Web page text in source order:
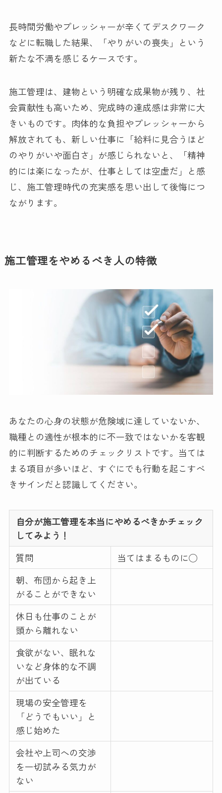
長時間労働やプレッシャーが辛くてデスクワーク
などに転職した結果、「やりがいの喪失」という
新たな不満を感じるケースです。
施工管理は、建物という明確な成果物が残り、社
会貢献性も高いため、完成時の達成感は非常に大
きいものです。肉体的な負担やプレッシャーから
解放されても、新しい仕事に「給料に見合うほど
のやりがいや面白さ」が感じられないと、「精神
的には楽になったが、仕事としては空虚だ」と感
じ、施工管理時代の充実感を思い出して後悔につ
ながります。
施工管理をやめるべき人の特徴
あなたの心身の状態が危険域に達していないか、
職種との適性が根本的に不一致ではないかを客観
的に判断するためのチェックリストです。当ては
まる項目が多いほど、すぐにでも行動を起こすべ
きサインだと認識してください。
自分が施工管理を本当にやめるべきかチェック
してみよう！
質問
当てはまるものに◯
朝、布団から起き上
がることができない
休日も仕事のことが
頭から離れない
食欲がない、眠れな
いなど身体的な不調
が出ている
現場の安全管理を
「どうでもいい」と
感じ始めた
会社や上司への交渉
を一切試みる気力が
ない